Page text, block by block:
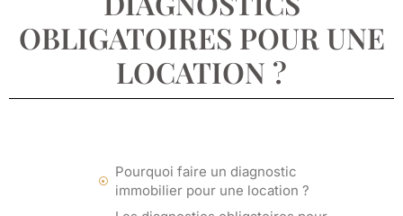
OBLIGATOIRES POUR UNE
LOCATION ?
Pourquoi faire un diagnostic
immobilier pour une location ?